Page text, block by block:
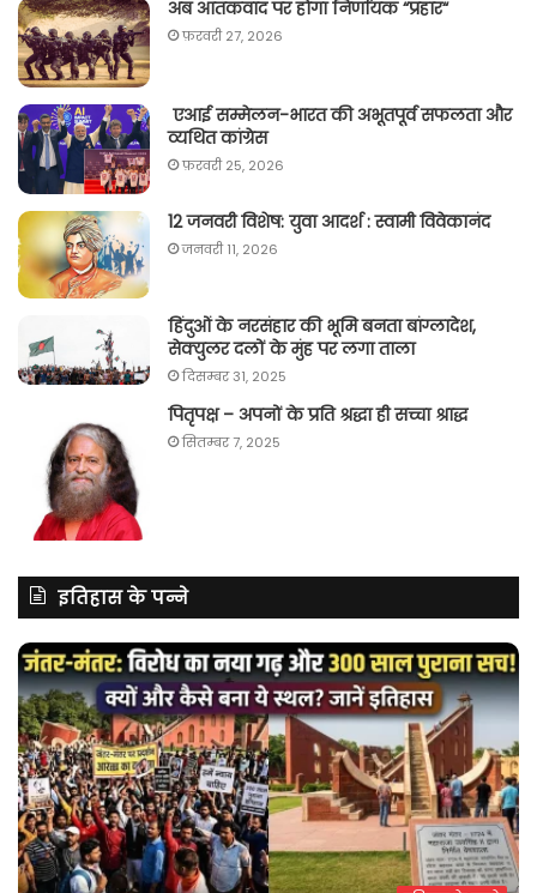
अब आतंकवाद पर होगा निर्णायक “प्रहार“
फ़रवरी 27, 2026
एआई सम्मेलन-भारत की अभूतपूर्व सफलता और
व्यथित कांग्रेस
फ़रवरी 25, 2026
12 जनवरी विशेष: युवा आदर्श : स्वामी विवेकानंद
जनवरी 11, 2026
हिंदुओं के नरसंहार की भूमि बनता बांग्लादेश,
सेक्युलर दलों के मुंह पर लगा ताला
दिसम्बर 31, 2025
पितृपक्ष – अपनों के प्रति श्रद्धा ही सच्चा श्राद्ध
सितम्बर 7, 2025
इतिहास के पन्ने